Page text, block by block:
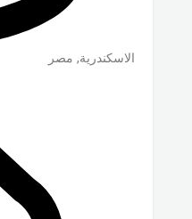
الاسكندرية, مصر